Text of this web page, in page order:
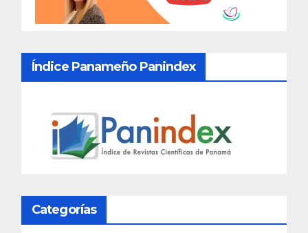
Índice Panameño Panindex
Categorías